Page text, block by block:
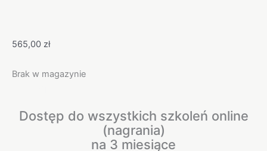
565,00 zł
Brak w magazynie
Dostęp do wszystkich szkoleń online
(nagrania)
na 3 miesiące